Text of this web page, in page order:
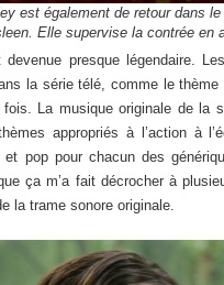
est également de retour dans
Elle supervise la contrée en
presque légendaire.
la série télé, comme le thème
fois. La musique originale de la
appropriés à l’action à
et pop pour chacun des
ça m’a fait décrocher à
la trame sonore originale.